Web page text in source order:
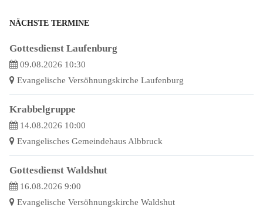
NÄCHSTE TERMINE
Gottesdienst Laufenburg
09.08.2026 10:30
Evangelische Versöhnungskirche Laufenburg
Krabbelgruppe
14.08.2026 10:00
Evangelisches Gemeindehaus Albbruck
Gottesdienst Waldshut
16.08.2026 9:00
Evangelische Versöhnungskirche Waldshut